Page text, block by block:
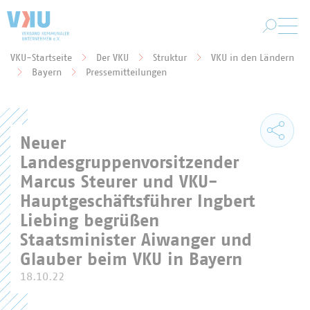
Sie befinden sich hier:
VKU-Startseite Der VKU Struktur
VKU in den Ländern
Bayern
Pressemitteilungen
Neuer
Landesgruppenvorsitzender
Marcus Steurer und VKU-
Hauptgeschäftsführer Ingbert
Liebing begrüßen
Staatsminister Aiwanger und
Glauber beim VKU in Bayern
18.10.22